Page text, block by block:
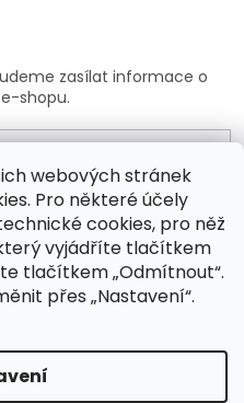
webových stránek
Pro některé účely
cookies, pro něž
vyjádříte tlačítkem
tlačítkem „Odmítnout“.
přes „Nastavení“.
zasílat informace o
shopu.
sobchodními podmínkami .